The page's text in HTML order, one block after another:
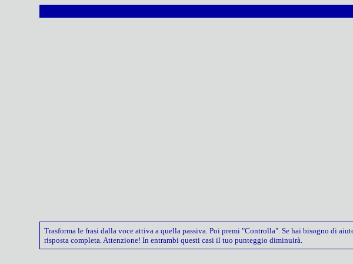
Trasforma le frasi dalla voce attiva a quella passiva. Poi premi "Controlla". Se hai bisogno di
risposta completa. Attenzione! In entrambi questi casi il tuo punteggio diminuirà.